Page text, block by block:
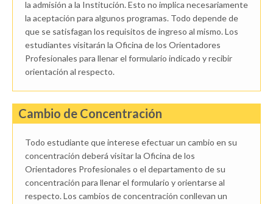
la admisión a la Institución. Esto no implica necesariamente
la aceptación para algunos programas. Todo depende de
que se satisfagan los requisitos de ingreso al mismo. Los
estudiantes visitarán la Oficina de los Orientadores
Profesionales para llenar el formulario indicado y recibir
orientación al respecto.
Cambio de Concentración
Todo estudiante que interese efectuar un cambio en su
concentración deberá visitar la Oficina de los
Orientadores Profesionales o el departamento de su
concentración para llenar el formulario y orientarse al
respecto. Los cambios de concentración conllevan un